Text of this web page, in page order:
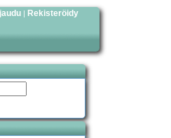
| Rekisteröidy